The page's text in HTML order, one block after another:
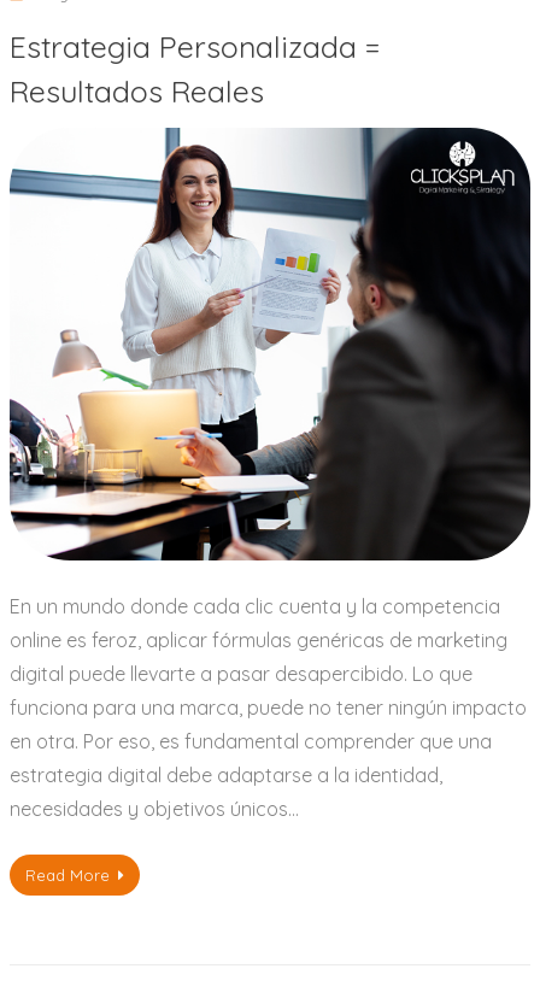
Estrategia Personalizada =
Resultados Reales
En un mundo donde cada clic cuenta y la competencia
online es feroz, aplicar fórmulas genéricas de marketing
digital puede llevarte a pasar desapercibido. Lo que
funciona para una marca, puede no tener ningún impacto
en otra. Por eso, es fundamental comprender que una
estrategia digital debe adaptarse a la identidad,
necesidades y objetivos únicos…
Read More